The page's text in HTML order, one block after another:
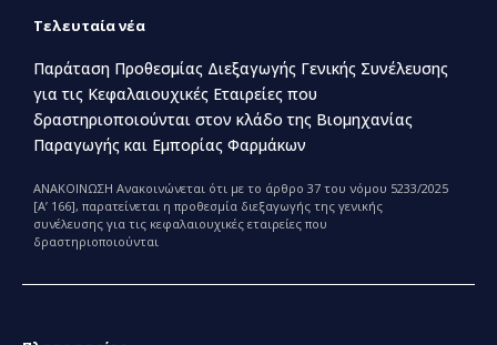
Τελευταία νέα
Παράταση Προθεσμίας Διεξαγωγής Γενικής Συνέλευσης
για τις Κεφαλαιουχικές Εταιρείες που
δραστηριοποιούνται στον κλάδο της Βιομηχανίας
Παραγωγής και Εμπορίας Φαρμάκων
ΑΝΑΚΟΙΝΩΣΗ Ανακοινώνεται ότι με το άρθρο 37 του νόμου 5233/2025
[Α’ 166], παρατείνεται η προθεσμία διεξαγωγής της γενικής
συνέλευσης για τις κεφαλαιουχικές εταιρείες που
δραστηριοποιούνται